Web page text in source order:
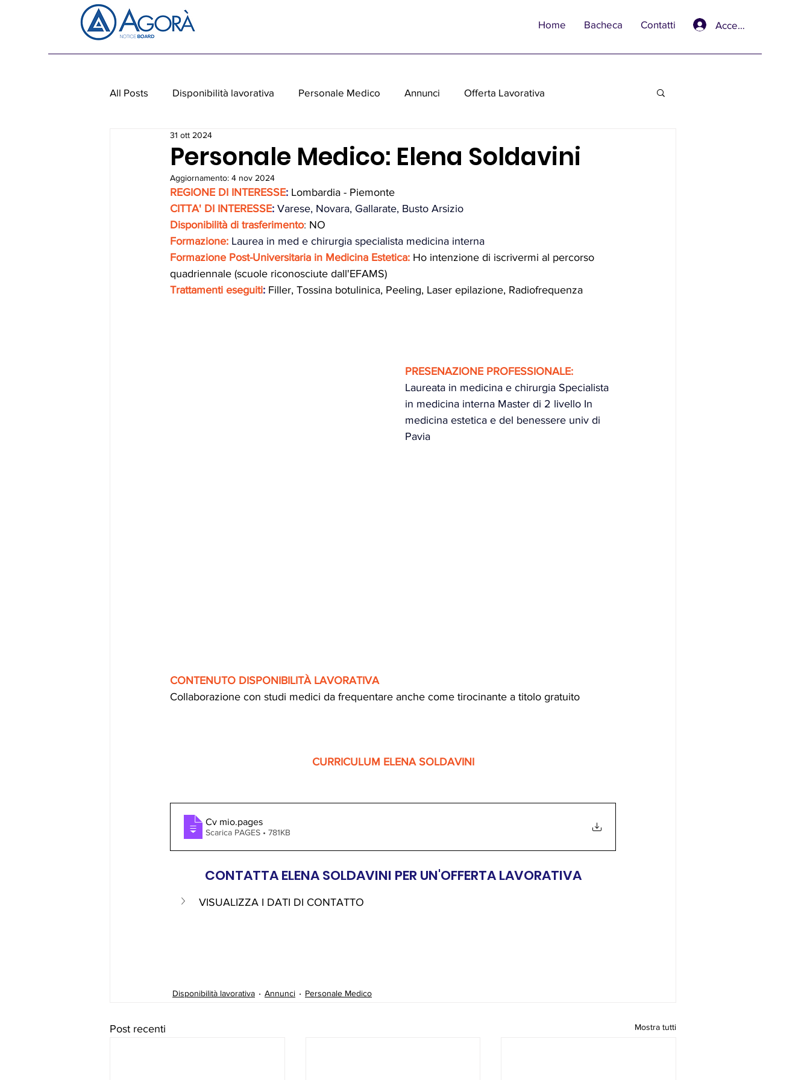
Home Bacheca Contatti Accedi
All Posts Disponibilità lavorativa Personale Medico Annunci Offerta Lavorativa
Personale non medico
Personale Medico: Elena Soldavini
31 ott 2024
Aggiornamento: 4 nov 2024
REGIONE DI INTERESSE: Lombardia - Piemonte
CITTA' DI INTERESSE: Varese, Novara, Gallarate, Busto Arsizio
Disponibilità di trasferimento: NO
Formazione: Laurea in med e chirurgia specialista medicina interna
Formazione Post-Universitaria in Medicina Estetica: Ho intenzione di iscrivermi al percorso
quadriennale (scuole riconosciute dall'EFAMS)
Trattamenti eseguiti: Filler, Tossina botulinica, Peeling, Laser epilazione, Radiofrequenza
PRESENAZIONE PROFESSIONALE:
Laureata in medicina e chirurgia Specialista
in medicina interna Master di 2 livello In
medicina estetica e del benessere univ di
Pavia
CONTENUTO DISPONIBILITÀ LAVORATIVA
Collaborazione con studi medici da frequentare anche come tirocinante a titolo gratuito
CURRICULUM ELENA SOLDAVINI
Cv mio.pages
Scarica PAGES • 781KB
CONTATTA ELENA SOLDAVINI PER UN'OFFERTA LAVORATIVA
VISUALIZZA I DATI DI CONTATTO
Disponibilità lavorativa Annunci Personale Medico
Post recenti Mostra tutti